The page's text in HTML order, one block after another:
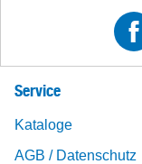
Service
Kataloge
AGB / Datenschutz